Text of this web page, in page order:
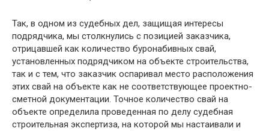
Так, в одном из судебных дел, защищая интересы
подрядчика, мы столкнулись с позицией заказчика,
отрицавшей как количество буронабивных свай,
установленных подрядчиком на объекте строительства,
так и с тем, что заказчик оспаривал место расположения
этих свай на объекте как не соответствующее проектно-
сметной документации. Точное количество свай на
объекте определила проведенная по делу судебная
строительная экспертиза, на которой мы настаивали и